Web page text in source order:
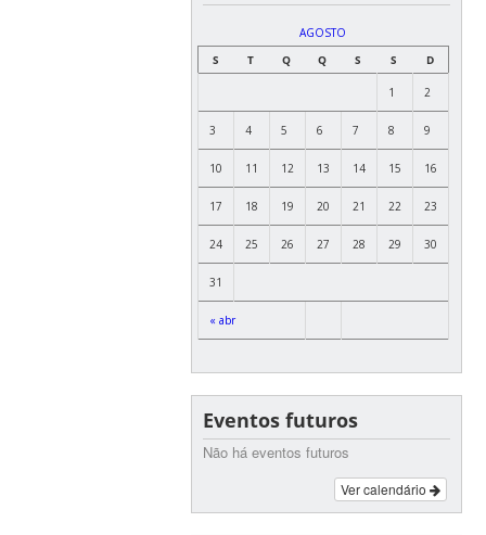
AGOSTO
S
T Q Q S S D
« abr
1 2
3 4 5 6 7 8 9
10 11 12 13 14 15 16
17 18 19 20 21 22 23
24 25 26 27 28 29 30
31
Eventos futuros
Não há eventos futuros
Ver calendário